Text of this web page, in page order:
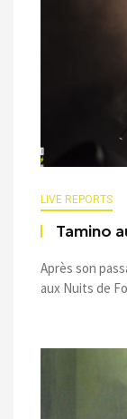
LIVE REPORTS
Tamino
Après son
aux Nuits de